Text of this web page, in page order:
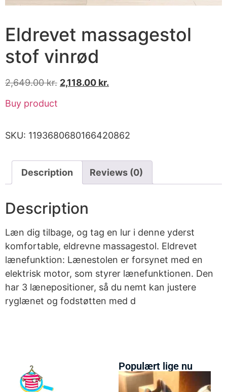
Eldrevet massagestol
stof vinrød
2,649.00kr. 2,118.00 kr.
Buy product
SKU: 1193680680166420862
Description Reviews (0)
Description
Læn dig tilbage, og tag en lur i denne yderst
komfortable, eldrevne massagestol. Eldrevet
lænefunktion: Lænestolen er forsynet med en
elektrisk motor, som styrer lænefunktionen. Den
har 3 lænepositioner, så du nemt kan justere
ryglænet og fodstøtten med d
Populært lige nu